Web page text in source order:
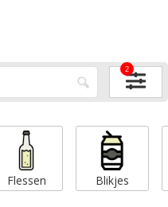
2
Flessen Blikjes